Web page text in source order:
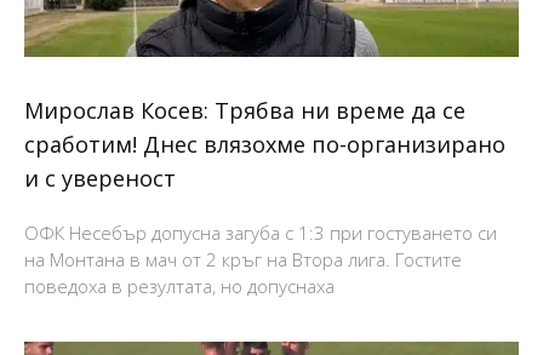
Мирослав Косев: Трябва ни време да се
сработим! Днес влязохме по-организирано
и с увереност
ОФК Несебър допусна загуба с 1:3 при гостуването си
на Монтана в мач от 2 кръг на Втора лига. Гостите
поведоха в резултата, но допуснаха